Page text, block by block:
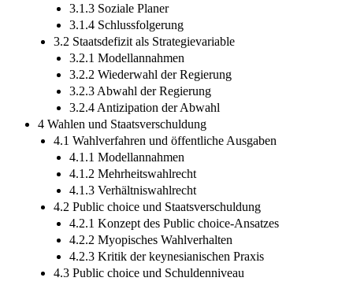
3.1.3 Soziale Planer
3.1.4 Schlussfolgerung
3.2 Staatsdefizit als Strategievariable
3.2.1 Modellannahmen
3.2.2 Wiederwahl der Regierung
3.2.3 Abwahl der Regierung
3.2.4 Antizipation der Abwahl
4 Wahlen und Staatsverschuldung
4.1 Wahlverfahren und öffentliche Ausgaben
4.1.1 Modellannahmen
4.1.2 Mehrheitswahlrecht
4.1.3 Verhältniswahlrecht
4.2 Public choice und Staatsverschuldung
4.2.1 Konzept des Public choice-Ansatzes
4.2.2 Myopisches Wahlverhalten
4.2.3 Kritik der keynesianischen Praxis
4.3 Public choice und Schuldenniveau